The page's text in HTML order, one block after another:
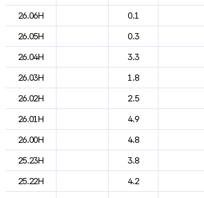
26.06H
0.1
26.05H
0.3
26.04H
3.3
26.03H
1.8
26.02H
2.5
26.01H
4.9
26.00H
4.8
25.23H
3.8
25.22H
4.2